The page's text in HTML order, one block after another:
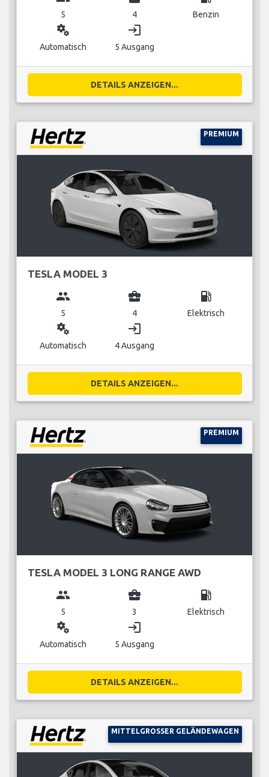
5 4 Benzin
miscellaneous_services
Automatisch
login
5 Ausgang
DETAILS ANZEIGEN...
PREMIUM
TESLA MODEL 3
group
5
business_center
4
local_gas_station
Elektrisch
miscellaneous_services
Automatisch
login
4 Ausgang
DETAILS ANZEIGEN...
PREMIUM
TESLA MODEL 3 LONG RANGE AWD
group
5
business_center
3
local_gas_station
Elektrisch
miscellaneous_services
Automatisch
login
5 Ausgang
DETAILS ANZEIGEN...
MITTELGROSSER GELÄNDEWAGEN